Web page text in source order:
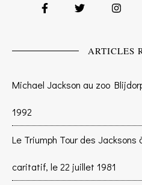
ARTICLES
Michael Jackson au zoo
1992
Le Triumph Tour des Jacksons
caritatif, le 22 juillet 1981